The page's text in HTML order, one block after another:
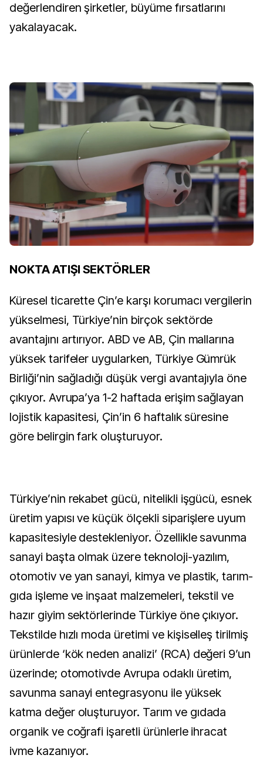
değerlendiren şirketler, büyüme fırsatlarını
yakalayacak.
NOKTA ATIŞI SEKTÖRLER
Küresel ticarette Çin’e karşı korumacı vergilerin
yükselmesi, Türkiye’nin birçok sektörde
avantajını artırıyor. ABD ve AB, Çin mallarına
yüksek tarifeler uygularken, Türkiye Gümrük
Birliği’nin sağladığı düşük vergi avantajıyla öne
çıkıyor. Avrupa’ya 1-2 haftada erişim sağlayan
lojistik kapasitesi, Çin’in 6 haftalık süresine
göre belirgin fark oluşturuyor.
Türkiye’nin rekabet gücü, nitelikli işgücü, esnek
üretim yapısı ve küçük ölçekli siparişlere uyum
kapasitesiyle destekleniyor. Özellikle savunma
sanayi başta olmak üzere teknoloji-yazılım,
otomotiv ve yan sanayi, kimya ve plastik, tarım-
gıda işleme ve inşaat malzemeleri, tekstil ve
hazır giyim sektörlerinde Türkiye öne çıkıyor.
Tekstilde hızlı moda üretimi ve kişiselleş tirilmiş
ürünlerde ‘kök neden analizi’ (RCA) değeri 9’un
üzerinde; otomotivde Avrupa odaklı üretim,
savunma sanayi entegrasyonu ile yüksek
katma değer oluşturuyor. Tarım ve gıdada
organik ve coğrafi işaretli ürünlerle ihracat
ivme kazanıyor.